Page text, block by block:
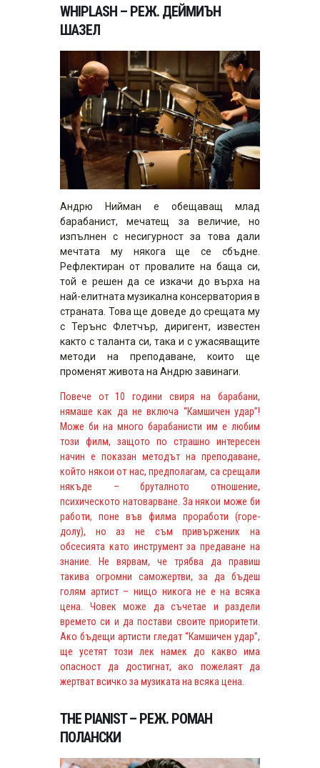
WHIPLASH – РЕЖ. ДЕЙМИЪН
ШАЗЕЛ
Андрю Нийман е обещаващ млад
барабанист, мечатещ за величие, но
изпълнен с несигурност за това дали
мечтата му някога ще се сбъдне.
Рефлектиран от провалите на баща си,
той е решен да се изкачи до върха на
най-елитната музикална консерватория в
страната. Това ще доведе до срещата му
с Терънс Флетчър, диригент, известен
както с таланта си, така и с ужасяващите
методи на преподаване, които ще
променят живота на Андрю завинаги.
Повече от 10 години свиря на барабани,
нямаше как да не включа “Камшичен удар”!
Може би на много барабанисти им е любим
този филм, защото по страшно интересен
начин е показан методът на преподаване,
който някои от нас, предполагам, са срещали
някъде – бруталното отношение,
психическото натоварване. За някои може би
работи, поне във филма проработи (горе-
долу), но аз не съм привърженик на
обсесията като инструмент за предаване на
знание. Не вярвам, че трябва да правиш
такива огромни саможертви, за да бъдеш
голям артист – нищо никога не е на всяка
цена. Човек може да съчетае и раздели
времето си и да постави своите приоритети.
Ако бъдещи артисти гледат “Камшичен удар”,
ще усетят този лек намек до какво има
опасност да достигнат, ако пожелаят да
жертват всичко за музиката на всяка цена.
THE PIANIST – РЕЖ. РОМАН
ПОЛАНСКИ